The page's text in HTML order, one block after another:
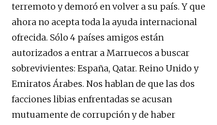
terremoto y demoró en volver a su país. Y que
ahora no acepta toda la ayuda internacional
ofrecida. Sólo 4 países amigos están
autorizados a entrar a Marruecos a buscar
sobrevivientes: España, Qatar. Reino Unido y
Emiratos Árabes. Nos hablan de que las dos
facciones libias enfrentadas se acusan
mutuamente de corrupción y de haber